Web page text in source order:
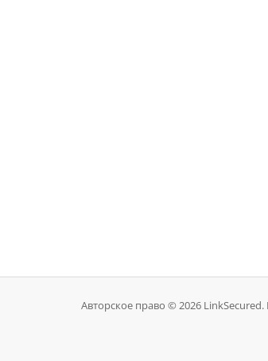
Авторское право © 2026